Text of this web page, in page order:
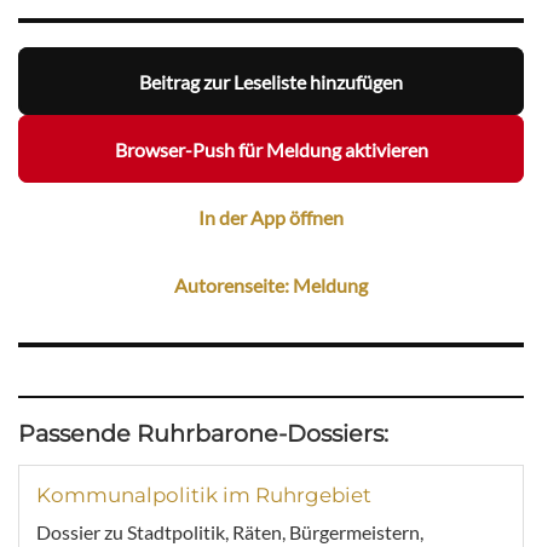
Beitrag zur Leseliste hinzufügen
Browser-Push für Meldung aktivieren
In der App öffnen
Autorenseite: Meldung
Passende Ruhrbarone-Dossiers:
Kommunalpolitik im Ruhrgebiet
Dossier zu Stadtpolitik, Räten, Bürgermeistern,